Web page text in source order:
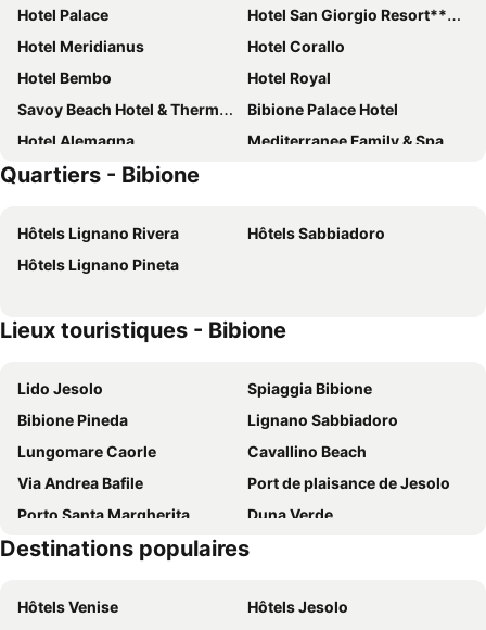
Hotel Palace
Hotel San Giorgio Resort****s
Hotel Meridianus
Hotel Corallo
Hotel Bembo
Hotel Royal
Savoy Beach Hotel & Thermal Spa
Bibione Palace Hotel
Hotel Alemagna
Mediterranee Family & Spa Hotel
Hotel Gardenia
Hotel Ambassador
Hotel Karinzia
Life Hotel
AQA Palace
Hotel Olympus
Hotel Elite
Hotel Principe
Hotel Santa Lucia
Hotel Columbus
Villaggio Sant'Andrea
Hotel Bianchi
Palace Hotel Regina
Venus Best Price
Hotel Panoramic
Hotel Bellevue
Hotel Colorado
Hotel Pasha
Hotel Maregolf
Hotel Florida
Quartiers - Bibione
Hôtels Lignano Rivera
Hôtels Sabbiadoro
Hôtels Lignano Pineta
Lieux touristiques - Bibione
Lido Jesolo
Spiaggia Bibione
Bibione Pineda
Lignano Sabbiadoro
Lungomare Caorle
Cavallino Beach
Via Andrea Bafile
Port de plaisance de Jesolo
Porto Santa Margherita
Duna Verde
Lignano Riviera Beach
Spiaggia di Ponente
Città Giardino
Cavallino Treporti Lido
Destinations populaires
Hôtels Venise
Hôtels Jesolo